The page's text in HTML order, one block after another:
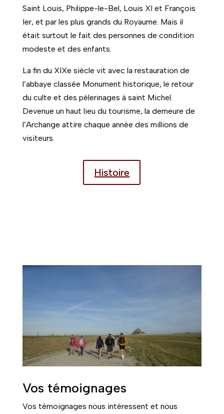
Saint Louis, Philippe-le-Bel, Louis XI et François
Ier, et par les plus grands du Royaume. Mais il
était surtout le fait des personnes de condition
modeste et des enfants.
La fin du XIXe siècle vit avec la restauration de
l’abbaye classée Monument historique, le retour
du culte et des pèlerinages à saint Michel.
Devenue un haut lieu du tourisme, la demeure de
l’Archange attire chaque année des millions de
visiteurs.
Histoire
Vos témoignages
Vos témoignages nous intéressent et nous